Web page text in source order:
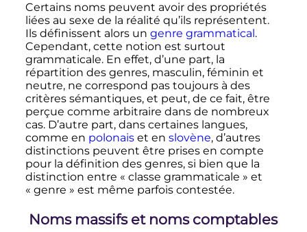
Certains noms peuvent avoir des propriétés
liées au sexe de la réalité qu’ils représentent.
Ils définissent alors un genre grammatical.
Cependant, cette notion est surtout
grammaticale. En effet, d’une part, la
répartition des genres, masculin, féminin et
neutre, ne correspond pas toujours à des
critères sémantiques, et peut, de ce fait, être
perçue comme arbitraire dans de nombreux
cas. D’autre part, dans certaines langues,
comme en polonaiset en slovène, d’autres
distinctions peuvent être prises en compte
pour la définition des genres, si bien que la
distinction entre « classe grammaticale » et
« genre » est même parfois contestée.
Noms massifs et noms comptables